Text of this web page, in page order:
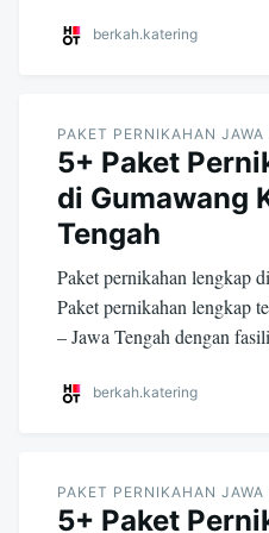
berkah.katering
PAKET PERNIKAHAN JAWA
5+ Paket
di Gumawang
Tengah
Paket pernikahan lengkap
Paket pernikahan lengkap
– Jawa Tengah dengan
berkah.katering
PAKET PERNIKAHAN JAWA
5+ Paket